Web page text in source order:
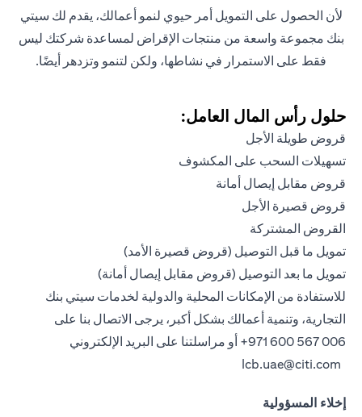
لأن الحصول على التمويل أمر حيوي لنمو أعمالك، يقدم لك سيتي
بنك مجموعة واسعة من منتجات الإقراض لمساعدة شركتك ليس
فقط على الاستمرار في نشاطها، ولكن لتنمو وتزدهر أيضًا.
حلول رأس المال العامل:
قروض طويلة الأجل
تسهيلات السحب على المكشوف
قروض مقابل إيصال أمانة
قروض قصيرة الأجل
القروض المشتركة
تمويل ما قبل التوصيل (قروض قصيرة الأمد)
تمويل ما بعد التوصيل (قروض مقابل إيصال أمانة)
للاستفادة من الإمكانات المحلية والدولية لخدمات سيتي بنك
التجارية، وتنمية أعمالك بشكل أكبر، يرجى الاتصال بنا على
006 567 600 971+
أو مراسلتنا على البريد الإلكتروني
lcb.uae@citi.com
إخلاء المسؤولية